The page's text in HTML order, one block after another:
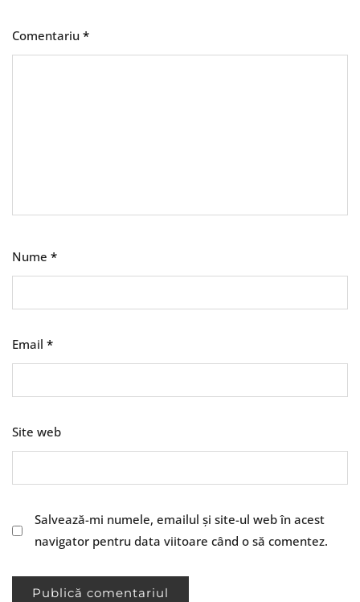
Comentariu *
Nume *
Email *
Site web
Salvează-mi numele, emailul și site-ul web în acest
navigator pentru data viitoare când o să comentez.